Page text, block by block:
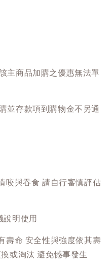
主商品加購之優惠無法單
並存款項到購物金不另通
咬與吞食 請自行審慎評估
說明使用
壽命 安全性與強度依其壽
或淘汰 避免憾事發生